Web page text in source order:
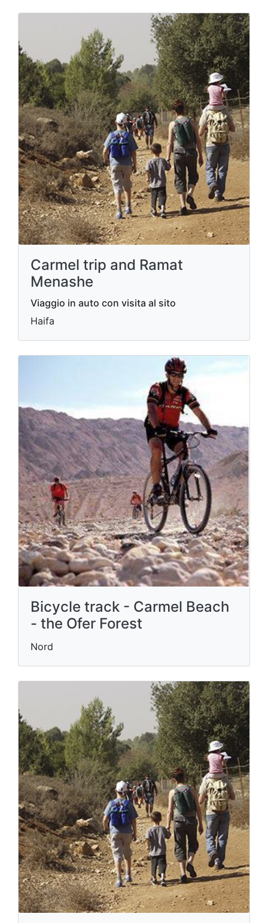
Carmel trip and Ramat
Menashe
Viaggio in auto con visita al sito
Haifa
Bicycle track - Carmel Beach
- the Ofer Forest
Nord